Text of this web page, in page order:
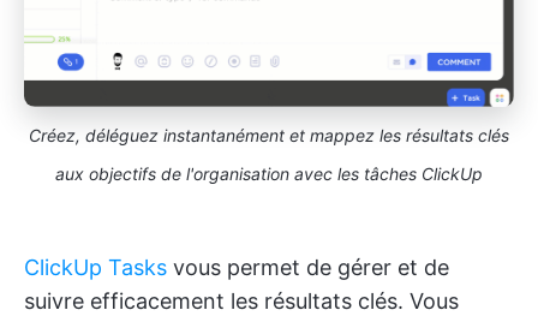
Créez, déléguez instantanément et mappez les résultats clés
aux objectifs de l'organisation avec les tâches ClickUp
ClickUp Tasks vous permet de gérer et de
suivre efficacement les résultats clés. Vous